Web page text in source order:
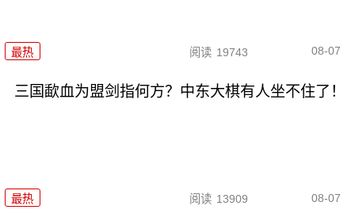
最热 阅读 19743 08-07
三国歃血为盟剑指何方？中东大棋有人坐不住了！
最热 阅读 13909 08-07